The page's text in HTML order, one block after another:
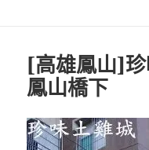
[高雄鳳山]
鳳山橋下